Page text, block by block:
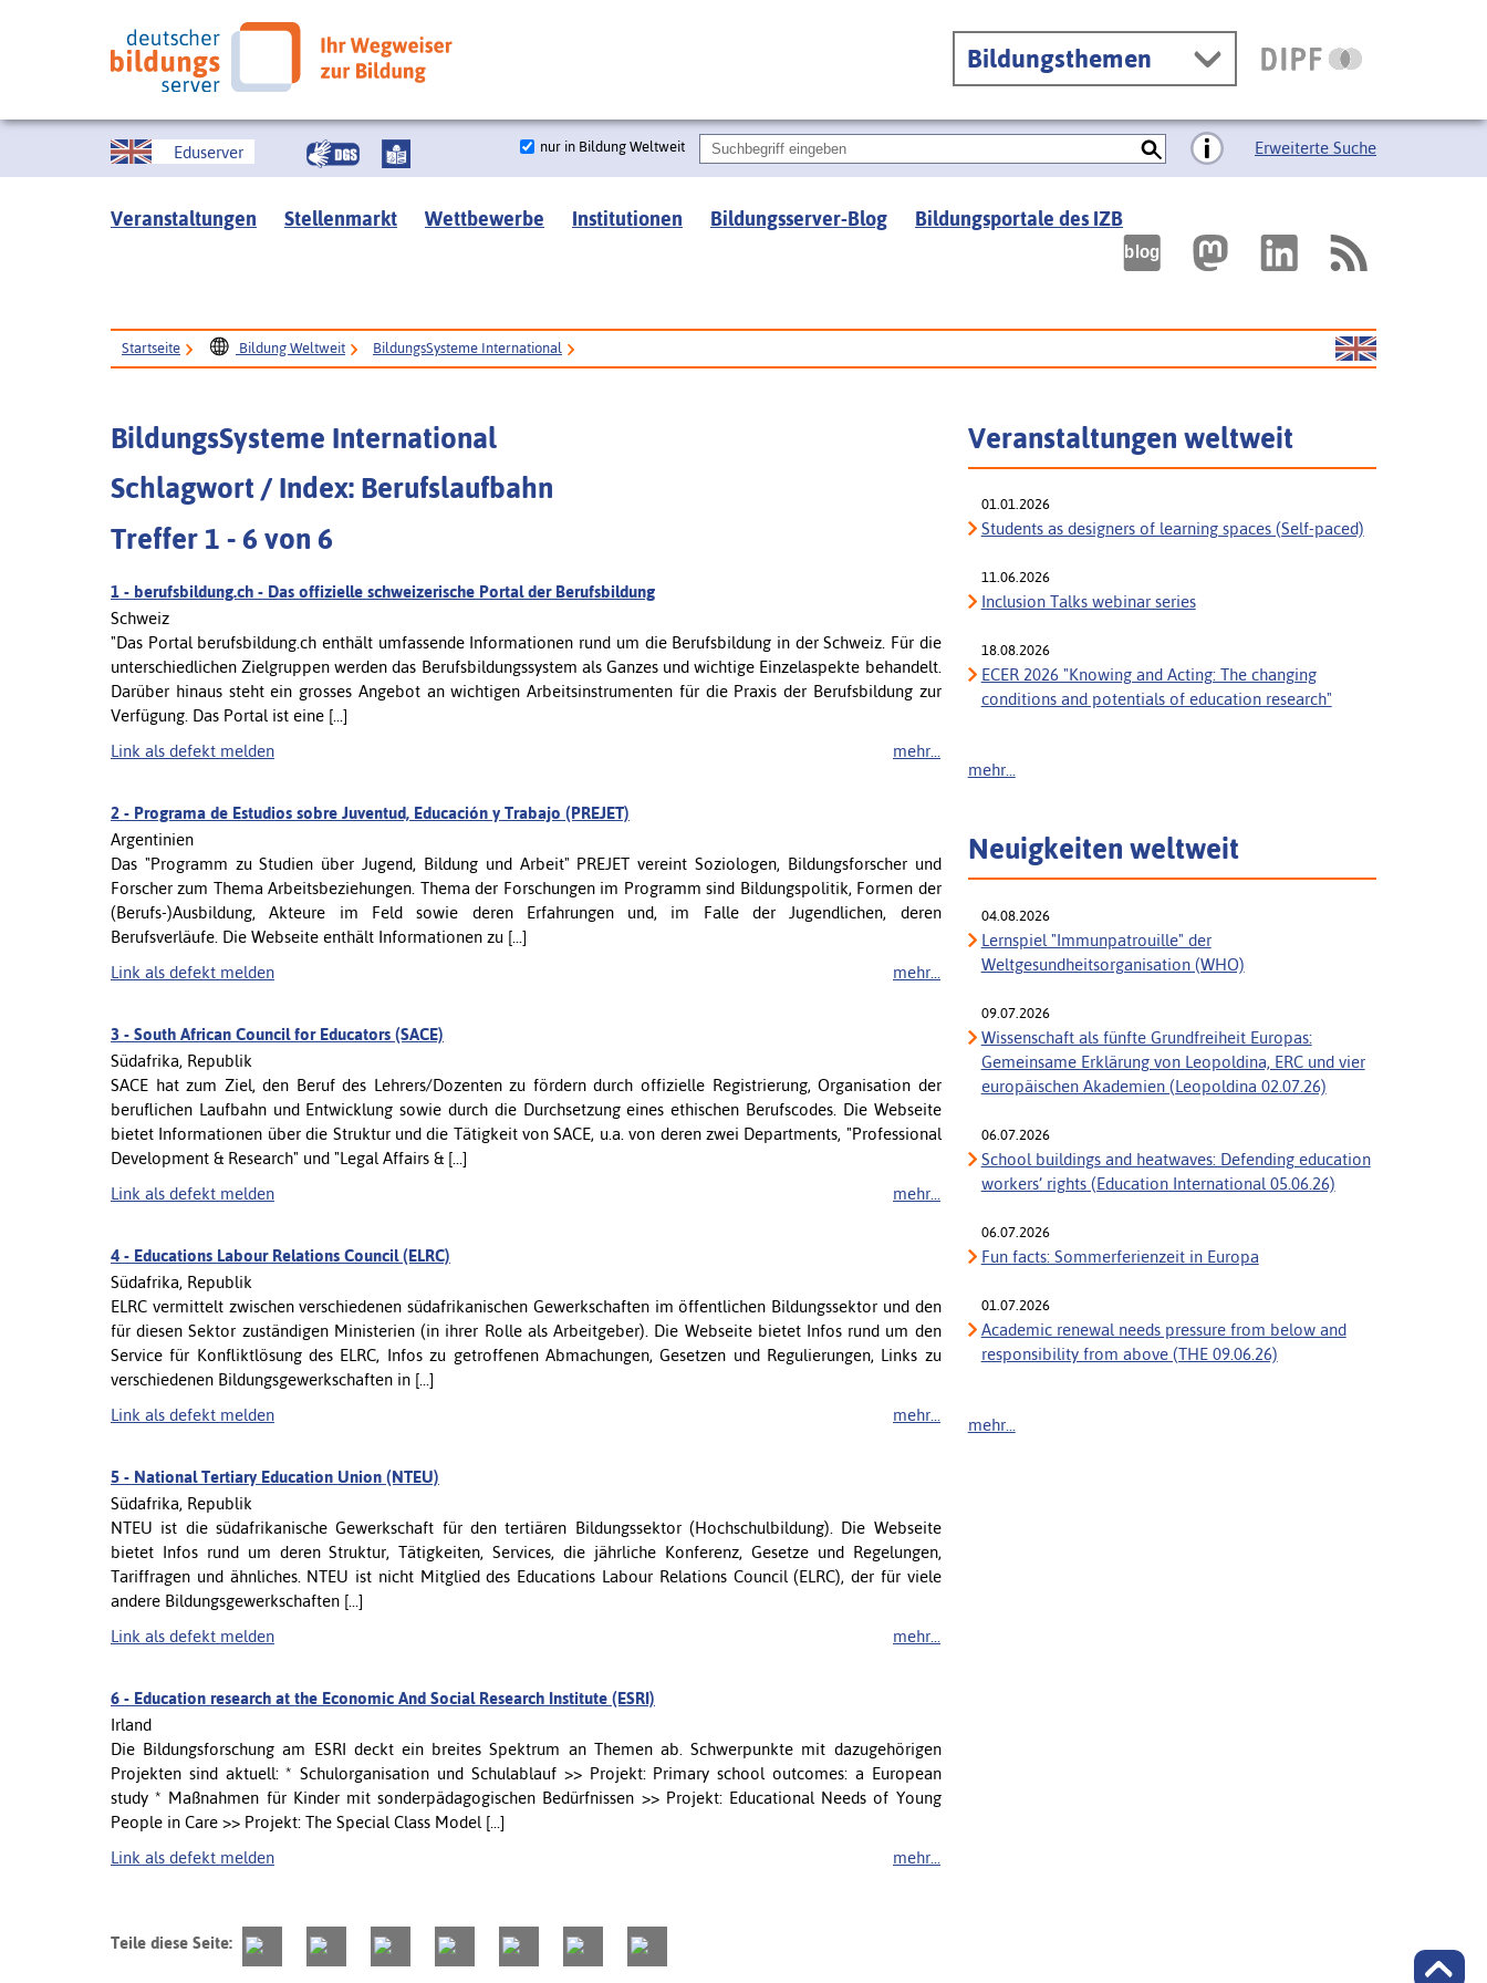
Bildungsthemen
Eduserver nur in Bildung Weltweit Erweiterte Suche
Veranstaltungen Stellenmarkt Wettbewerbe Institutionen Bildungsserver-Blog Bildungsportale des IZB
Startseite Bildung Weltweit BildungsSysteme International
BildungsSysteme International
Schlagwort / Index: Berufslaufbahn
Treffer 1 - 6 von 6
1 - berufsbildung.ch - Das offizielle schweizerische Portal der Berufsbildung
Schweiz
"Das Portal berufsbildung.ch enthält umfassende Informationen rund um die Berufsbildung in der Schweiz. Für die
unterschiedlichen Zielgruppen werden das Berufsbildungssystem als Ganzes und wichtige Einzelaspekte behandelt.
Darüber hinaus steht ein grosses Angebot an wichtigen Arbeitsinstrumenten für die Praxis der Berufsbildung zur
Verfügung. Das Portal ist eine [...]
mehr...
Link als defekt melden
2 - Programa de Estudios sobre Juventud, Educación y Trabajo (PREJET)
Argentinien
Das "Programm zu Studien über Jugend, Bildung und Arbeit" PREJET vereint Soziologen, Bildungsforscher und
Forscher zum Thema Arbeitsbeziehungen. Thema der Forschungen im Programm sind Bildungspolitik, Formen der
(Berufs-)Ausbildung, Akteure im Feld sowie deren Erfahrungen und, im Falle der Jugendlichen, deren
Berufsverläufe. Die Webseite enthält Informationen zu [...]
mehr...
Link als defekt melden
3 - South African Council for Educators (SACE)
Südafrika, Republik
SACE hat zum Ziel, den Beruf des Lehrers/Dozenten zu fördern durch offizielle Registrierung, Organisation der
beruflichen Laufbahn und Entwicklung sowie durch die Durchsetzung eines ethischen Berufscodes. Die Webseite
bietet Informationen über die Struktur und die Tätigkeit von SACE, u.a. von deren zwei Departments, "Professional
Development & Research" und "Legal Affairs & [...]
mehr...
Link als defekt melden
4 - Educations Labour Relations Council (ELRC)
Südafrika, Republik
ELRC vermittelt zwischen verschiedenen südafrikanischen Gewerkschaften im öffentlichen Bildungssektor und den
für diesen Sektor zuständigen Ministerien (in ihrer Rolle als Arbeitgeber). Die Webseite bietet Infos rund um den
Service für Konfliktlösung des ELRC, Infos zu getroffenen Abmachungen, Gesetzen und Regulierungen, Links zu
verschiedenen Bildungsgewerkschaften in [...]
mehr...
Link als defekt melden
5 - National Tertiary Education Union (NTEU)
Südafrika, Republik
NTEU ist die südafrikanische Gewerkschaft für den tertiären Bildungssektor (Hochschulbildung). Die Webseite
bietet Infos rund um deren Struktur, Tätigkeiten, Services, die jährliche Konferenz, Gesetze und Regelungen,
Tariffragen und ähnliches. NTEU ist nicht Mitglied des Educations Labour Relations Council (ELRC), der für viele
andere Bildungsgewerkschaften [...]
mehr...
Link als defekt melden
6 - Education research at the Economic And Social Research Institute (ESRI)
Irland
Die Bildungsforschung am ESRI deckt ein breites Spektrum an Themen ab. Schwerpunkte mit dazugehörigen
Projekten sind aktuell: * Schulorganisation und Schulablauf >> Projekt: Primary school outcomes: a European
study * Maßnahmen für Kinder mit sonderpädagogischen Bedürfnissen >> Projekt: Educational Needs of Young
People in Care >> Projekt: The Special Class Model [...]
mehr...
Link als defekt melden
Veranstaltungen weltweit
01.01.2026
Students as designers of learning spaces (Self-paced)
11.06.2026
Inclusion Talks webinar series
18.08.2026
ECER 2026 "Knowing and Acting: The changing
conditions and potentials of education research"
mehr...
Neuigkeiten weltweit
04.08.2026
Lernspiel "Immunpatrouille" der
Weltgesundheitsorganisation (WHO)
09.07.2026
Wissenschaft als fünfte Grundfreiheit Europas:
Gemeinsame Erklärung von Leopoldina, ERC und vier
europäischen Akademien (Leopoldina 02.07.26)
06.07.2026
School buildings and heatwaves: Defending education
workers’ rights (Education International 05.06.26)
06.07.2026
Fun facts: Sommerferienzeit in Europa
01.07.2026
Academic renewal needs pressure from below and
responsibility from above (THE 09.06.26)
mehr...
Teile diese Seite: